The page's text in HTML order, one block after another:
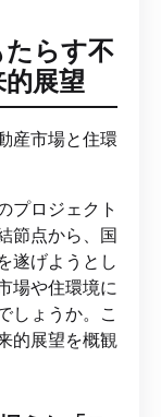
たらす不
展望
プロジェクト
節点から、国
遂げようとし
場や住環境に
しょうか。こ
的展望を概観